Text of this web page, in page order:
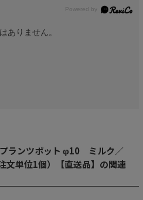
ありません。
ランツポット φ10 ミルク／
文単位1個）【直送品】の関連